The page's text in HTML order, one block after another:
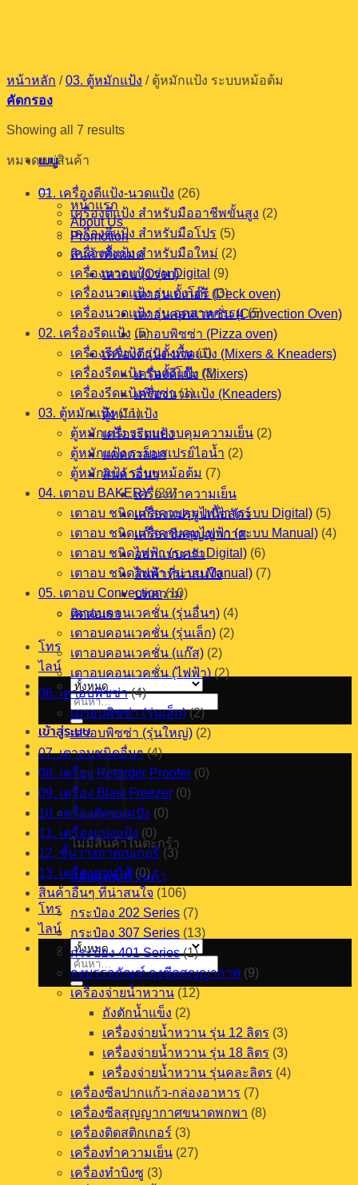
เนื้อหา
เมนู
หน้าแรก
About Us
Promotion
สินค้าทั้งหมด
เตาอบ (Oven)
เตาอบเบเกอรี (Deck oven)
เตาอบคอนเวคชั่น (Convection Oven)
เตาอบพิซซ่า (Pizza oven)
เครื่องตีแป้ง-นวดแป้ง (Mixers & Kneaders)
เครื่องตีแป้ง (Mixers)
เครื่องนวดแป้ง (Kneaders)
ตู้หมักแป้ง
เครื่องรีดแป้ง
แคตตาล็อก
สินค้าอื่นๆ
เครื่องทำความเย็น
เครื่องแปรรูปเนื้อสัตว์
เครื่องซีลสุญญากาศ
ออกแบบครัว
สินค้าที่น่าสนใจ
บทความ
ติดต่อเรา
โทร
ไลน์
ค้นหา:
เข้าสู่ระบบ
ไม่มีสินค้าในตะกร้า
กลับสู่หน้าร้านค้า
โทร
ไลน์
ค้นหา:
หน้าหลัก / 03. ตู้หมักแป้ง /ตู้หมักแป้ง ระบบหม้อต้ม
คัดกรอง
Showing all 7 results
หมวดหมู่สินค้า
01. เครื่องตีแป้ง-นวดแป้ง (26)
เครื่องตีแป้ง สำหรับมืออาชีพขั้นสูง (2)
เครื่องตีแป้ง สำหรับมือโปร (5)
เครื่องตีแป้ง สำหรับมือใหม่ (2)
เครื่องนวดแป้ง รุ่น Digital (9)
เครื่องนวดแป้ง รุ่น ตั้งโต๊ะ (3)
เครื่องนวดแป้ง รุ่น อุตสาหกรรม (5)
02. เครื่องรีดแป้ง (5)
เครื่องรีดแป้ง รุ่นตั้งพื้น (1)
เครื่องรีดแป้ง รุ่นตั้งโต๊ะ (3)
เครื่องรีดแป้งพิซซ่า (1)
03. ตู้หมักแป้ง (11)
ตู้หมักแป้ง ระบบควบคุมความเย็น (2)
ตู้หมักแป้ง ระบบสเปรย์ไอน้ำ (2)
ตู้หมักแป้ง ระบบหม้อต้ม (7)
04. เตาอบ BAKERY (22)
เตาอบ ชนิดแก๊สควบคุมไฟฟ้า (ระบบ Digital) (5)
เตาอบ ชนิดแก๊สควบคุมไฟฟ้า (ระบบ Manual) (4)
เตาอบ ชนิดไฟฟ้า (ระบบ Digital) (6)
เตาอบ ชนิดไฟฟ้า (ระบบ Manual) (7)
05. เตาอบ Convection (10)
เตาอบคอนเวคชั่น (รุ่นอื่นๆ) (4)
เตาอบคอนเวคชั่น (รุ่นเล็ก) (2)
เตาอบคอนเวคชั่น (แก๊ส) (2)
เตาอบคอนเวคชั่น (ไฟฟ้า) (2)
06. เตาอบพิซซ่า (4)
เตาอบพิซซ่า (รุ่นเล็ก) (2)
เตาอบพิซซ่า (รุ่นใหญ่) (2)
07. เตาอบชนิดอื่นๆ (4)
08. เครื่อง Retarder Proofer (0)
09. เครื่อง Blast Freezer (0)
10. เครื่องตัดขนมปัง (0)
11. เครื่องแบ่งแป้ง (0)
12. ชั้นวางถาดเบเกอรี (3)
13. เครื่องกวนไส้ (0)
สินค้าอื่นๆ ที่น่าสนใจ (106)
กระป๋อง 202 Series (7)
กระป๋อง 307 Series (13)
กระป๋อง 401 Series (1)
ถุงบรรจุภัณฑ์ ถุงซีลสุญญากาศ (9)
เครื่องจ่ายน้ำหวาน (12)
ถังตักน้ำแข็ง (2)
เครื่องจ่ายน้ำหวาน รุ่น 12 ลิตร (3)
เครื่องจ่ายน้ำหวาน รุ่น 18 ลิตร (3)
เครื่องจ่ายน้ำหวาน รุ่นคละลิตร (4)
เครื่องซีลปากแก้ว-กล่องอาหาร (7)
เครื่องซีลสุญญากาศขนาดพกพา (8)
เครื่องติดสติกเกอร์ (3)
เครื่องทำความเย็น (27)
เครื่องทำบิงซู (3)